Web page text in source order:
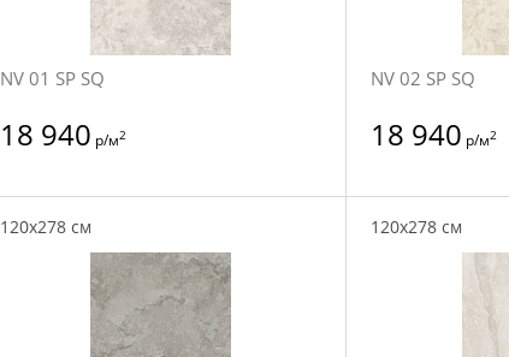
NV 01 SP SQ
18 940 р/м2
NV 02 SP SQ
18 940 р/м2
120x278 см 120x278 см